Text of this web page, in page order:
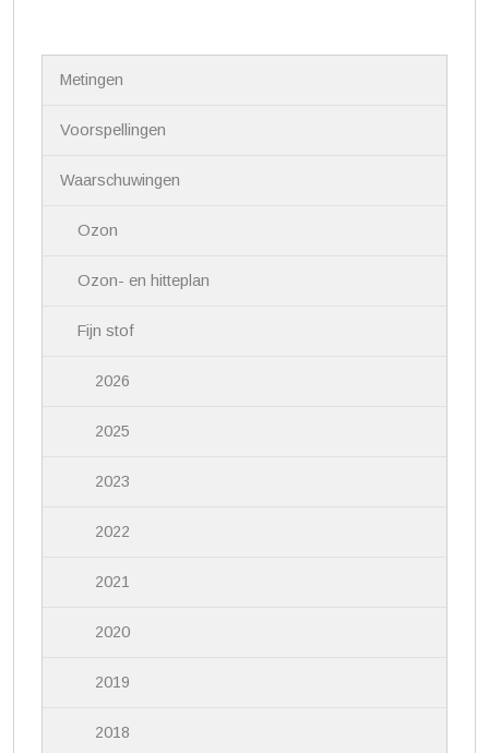
Metingen
Voorspellingen
Waarschuwingen
Ozon
Ozon- en hitteplan
Fijn stof
2026
2025
2023
2022
2021
2020
2019
2018